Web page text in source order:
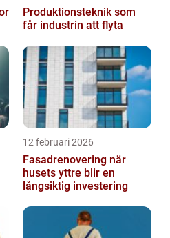
Produktionsteknik som
får industrin att flyta
12 februari 2026
Fasadrenovering när
husets yttre blir en
långsiktig investering